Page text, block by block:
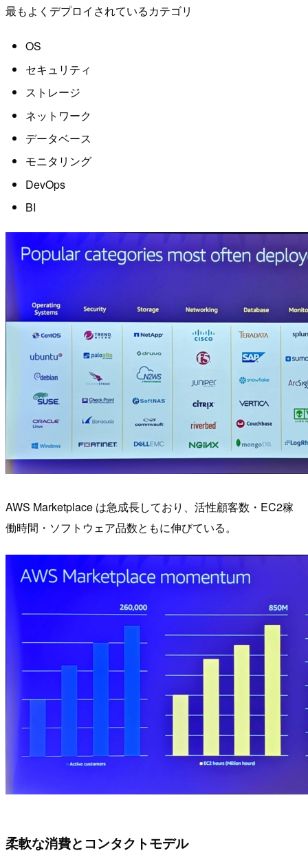
最もよくデプロイされているカテゴリ
OS
セキュリティ
ストレージ
ネットワーク
データベース
モニタリング
DevOps
BI
AWS Marketplace は急成長しており、活性顧客数・EC2稼
働時間・ソフトウェア品数ともに伸びている。
柔軟な消費とコンタクトモデル